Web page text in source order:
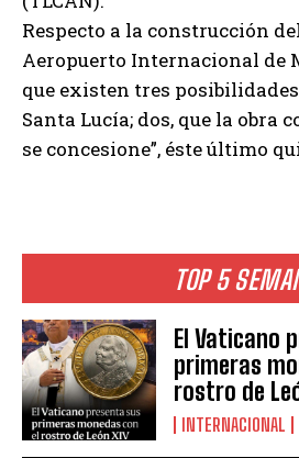
TOP 5
El Vaticano
primeras
rostro de
INTERNACIONAL
Respecto a la construcción
Aeropuerto Internacional de
que existen tres posibilidades
Santa Lucía; dos, que la obra
se concesione”, éste último